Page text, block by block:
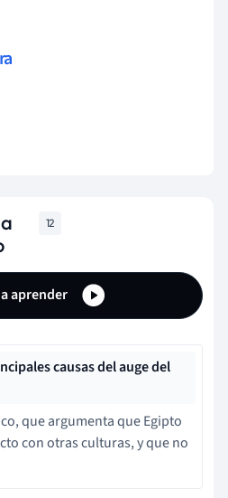
12
aprender
causas del auge del
que argumenta que Egipto
con otras culturas, y que no